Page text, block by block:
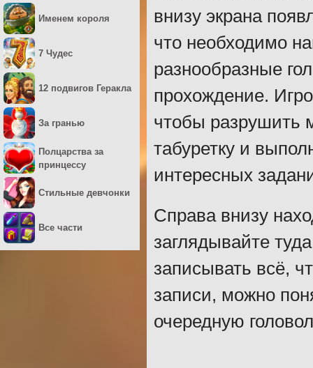
внизу экрана
что необходимо
разнообразные
прохождение.
чтобы разрушить
табуретку и
интересных
Справа внизу
заглядывайте
записывать всё,
записи, можно
очередную
Именем короля
7 Чудес
12 подвигов Геракла
За гранью
Полцарства за
принцессу
Стильные девчонки
Все части